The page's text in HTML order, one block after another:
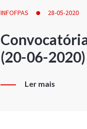
INFOFPAS 28-05-2020
(20-06-2020)
Ler mais